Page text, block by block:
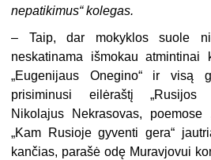
nepatikimus“ kolegas.
– Taip, dar mokyklos suole
neskatinama išmokau
„Eugenijaus Onegino“ ir visą
prisiminusi eilėraštį „Rusijos
Nikolajus Nekrasovas, poemose
„Kam Rusioje gyventi gera“
kančias, parašė odę Muravjovui